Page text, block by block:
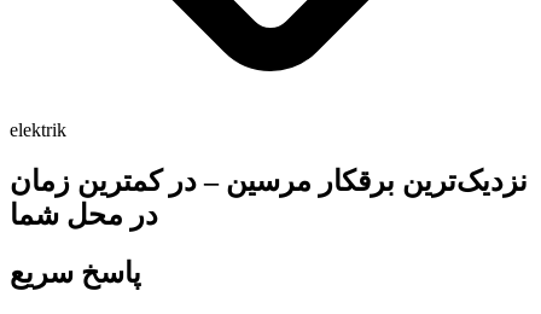
elektrik
نزدیک‌ترین برقکار مرسین – در کمترین زمان
در محل شما
پاسخ سریع